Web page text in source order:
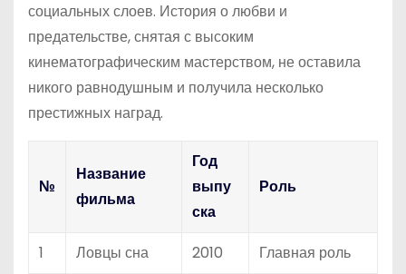
социальных слоев. История о любви и
предательстве, снятая с высоким
кинематографическим мастерством, не оставила
никого равнодушным и получила несколько
престижных наград.
№
Название
фильма
Год
выпу
ска
Роль
1 Ловцы сна 2010 Главная роль